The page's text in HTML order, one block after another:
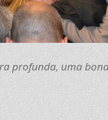
profunda, uma